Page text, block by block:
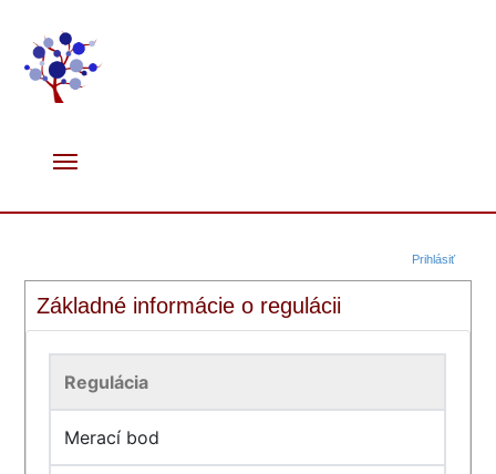
Prihlásiť
Základné informácie o regulácii
Regulácia
Merací bod